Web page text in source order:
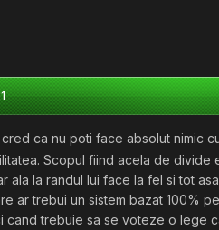
ca nu poti face absolut nimic
Scopul fiind acela de
ala la randul lui face la fel si tot
ar trebui un sistem bazat 100%
cand trebuie sa se voteze o